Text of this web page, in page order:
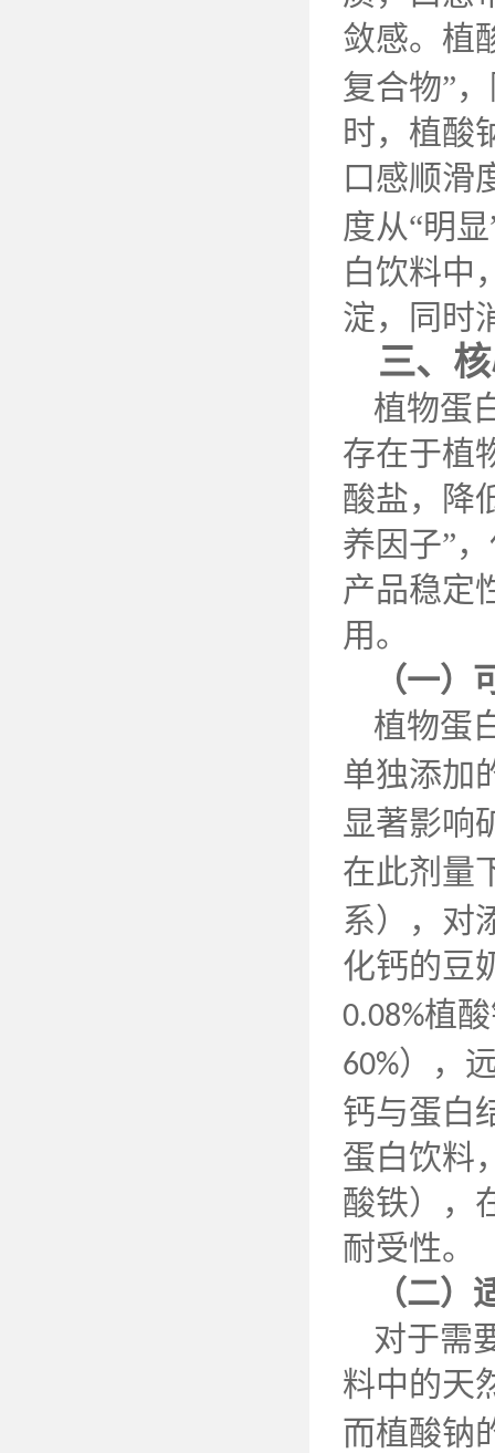
敛感。植
复合物”
时，植酸
口感顺滑
度从“明
白饮料中
淀，同时
三、
植物蛋
存在于植
酸盐，降
养因子”
产品稳定
用。
（一
植物蛋
单独添加
显著影响
在此剂量
系），对
化钙的豆
0.08%植
60%），
钙与蛋白
蛋白饮料
酸铁），
耐受性。
（二
对于需
料中的天
而植酸钠